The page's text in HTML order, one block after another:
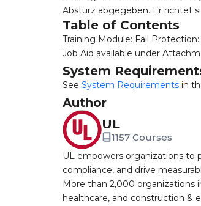
Absturz abgegeben. Er richtet
Table of Contents
Training Module: Fall
Job Aid available under
System
See System Requirements in
Author
UL
1157 Courses
UL empowers organizations to
compliance, and drive
More than 2,000 organizations
healthcare, and construction &